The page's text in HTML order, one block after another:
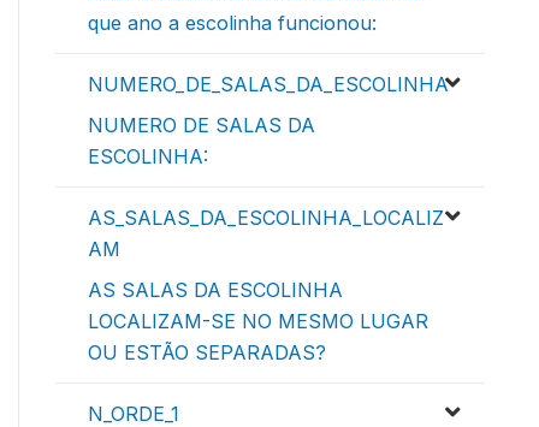
que ano a escolinha funcionou:
NUMERO_DE_SALAS_DA_ESCOLINHA
NUMERO DE SALAS DA
ESCOLINHA:
AS_SALAS_DA_ESCOLINHA_LOCALIZ
AM
AS SALAS DA ESCOLINHA
LOCALIZAM-SE NO MESMO LUGAR
OU ESTÃO SEPARADAS?
N_ORDE_1